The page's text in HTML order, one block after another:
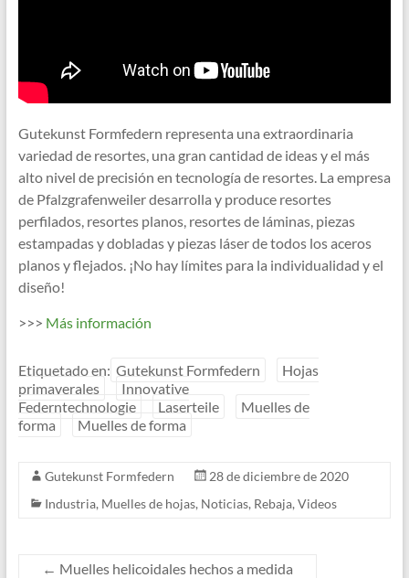
Gutekunst Formfedern representa una extraordinaria
variedad de resortes, una gran cantidad de ideas y el más
alto nivel de precisión en tecnología de resortes. La empresa
de Pfalzgrafenweiler desarrolla y produce resortes
perfilados, resortes planos, resortes de láminas, piezas
estampadas y dobladas y piezas láser de todos los aceros
planos y flejados. ¡No hay límites para la individualidad y el
diseño!
>>> Más información
Etiquetado en: Gutekunst Formfedern
Hojas
primaverales
Innovative
Federntechnologie
Laserteile
Muelles de
forma
Muelles de forma
Gutekunst Formfedern
28 de diciembre de 2020
Industria, Muelles de hojas, Noticias, Rebaja, Videos
← Muelles helicoidales hechos a medida